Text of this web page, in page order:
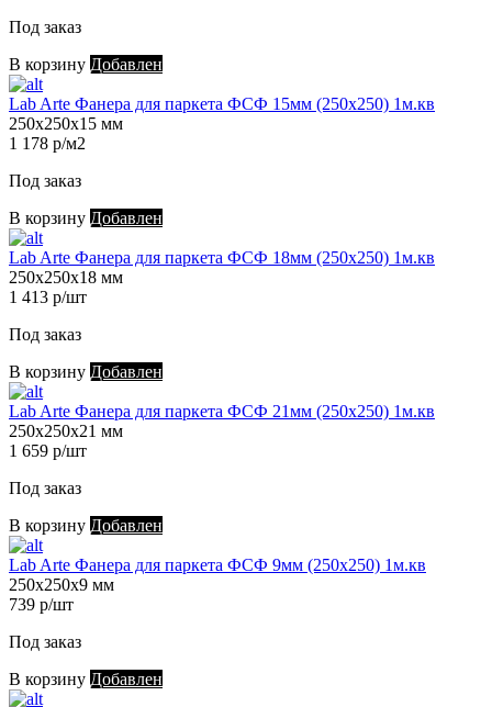
Под заказ
В корзину Добавлен
Lab Arte Фанера для паркета ФСФ 15мм (250х250) 1м.кв
250х250х15 мм
1 178 р/м2
Под заказ
В корзину Добавлен
Lab Arte Фанера для паркета ФСФ 18мм (250х250) 1м.кв
250х250х18 мм
1 413 р/шт
Под заказ
В корзину Добавлен
Lab Arte Фанера для паркета ФСФ 21мм (250х250) 1м.кв
250х250х21 мм
1 659 р/шт
Под заказ
В корзину Добавлен
Lab Arte Фанера для паркета ФСФ 9мм (250х250) 1м.кв
250х250х9 мм
739 р/шт
Под заказ
В корзину Добавлен